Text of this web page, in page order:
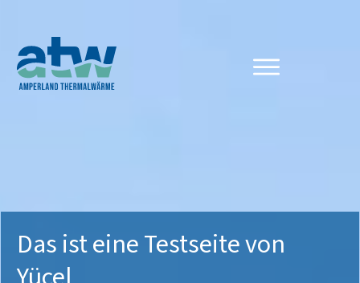
Das ist eine Testseite von